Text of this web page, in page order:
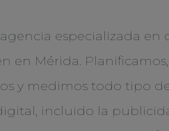
especializada en
en Mérida.
y medimos todo tipo
incluido la